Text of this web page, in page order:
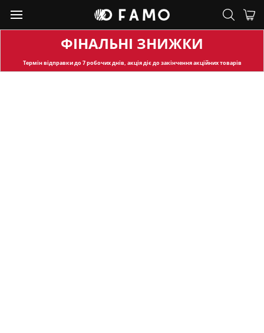
ФІНАЛЬНІ ЗНИЖКИ
Термін відправкидо 7 робочих днів, акція діє до закінчення акційних товарів